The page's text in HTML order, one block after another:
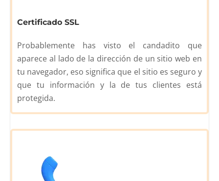
Certificado SSL
Probablemente has visto el candadito que
aparece al lado de la dirección de un sitio web en
tu navegador, eso significa que el sitio es seguro y
que tu información y la de tus clientes está
protegida.